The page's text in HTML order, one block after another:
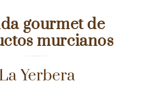
gourmet de
murcianos
Yerbera